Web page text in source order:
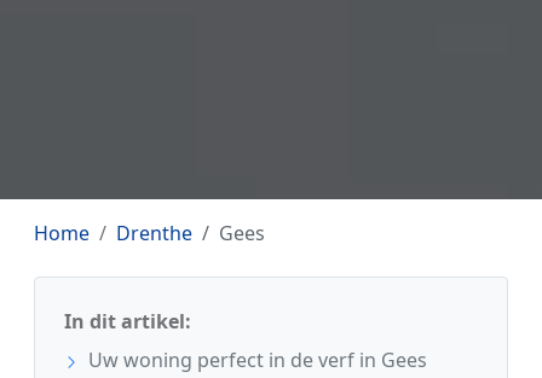
Home Drenthe Gees
In dit artikel:
Uw woning perfect in de verf in Gees